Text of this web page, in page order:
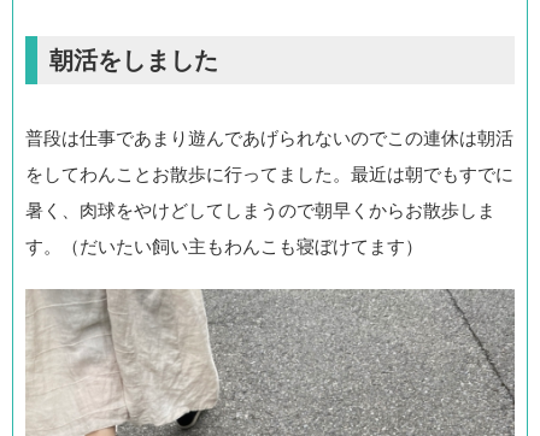
朝活をしました
普段は仕事であまり遊んであげられないのでこの連休は朝活
をしてわんことお散歩に行ってました。最近は朝でもすでに
暑く、肉球をやけどしてしまうので朝早くからお散歩しま
す。（だいたい飼い主もわんこも寝ぼけてます）